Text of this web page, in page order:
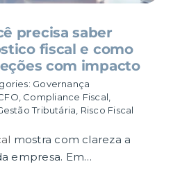
precisa saber
fiscal e como
com impacto
Governança
Compliance Fiscal
Tributária Risco Fiscal
mostra com clareza a
empresa. Em…